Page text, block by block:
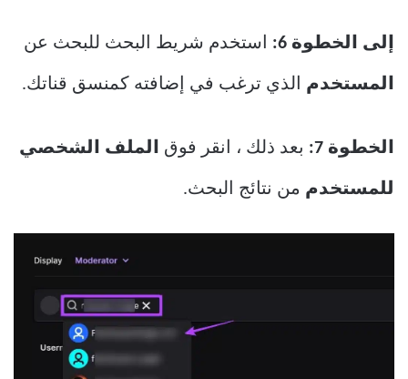
إلى الخطوة 6: استخدم شريط البحث للبحث عن
المستخدم الذي ترغب في إضافته كمنسق قناتك.
الخطوة 7: بعد ذلك ، انقر فوق الملف الشخصي
للمستخدم من نتائج البحث.